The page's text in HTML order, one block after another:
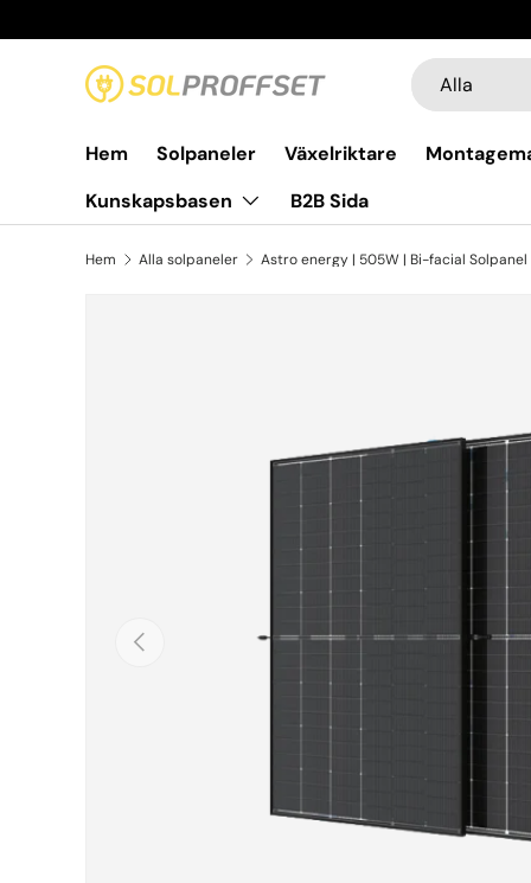
Hoppa till innehållet
Sök
Produkttyp
Alla
Hem Solpaneler Växelriktare
Kunskapsbasen
B2B Sida
Hem Alla solpaneler
Tidigare